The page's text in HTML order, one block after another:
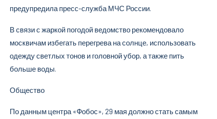
предупредила пресс-служба МЧС России.
В связи с жаркой погодой ведомство рекомендовало
москвичам избегать перегрева на солнце, использовать
одежду светлых тонов и головной убор, а также пить
больше воды.
Общество
По данным центра «Фобос», 29 мая должно стать самым